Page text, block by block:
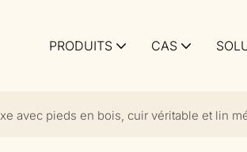
PRODUITS CAS
avec pieds en bois, cuir véritable et lin